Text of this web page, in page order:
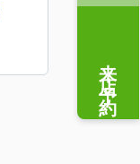
来店予約